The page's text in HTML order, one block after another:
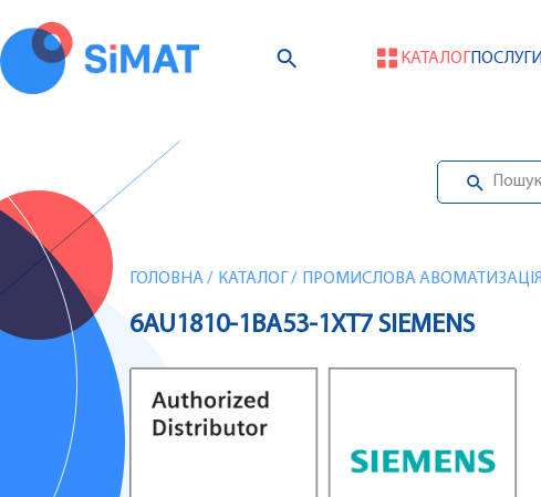
КАТАЛОГПОСЛУГИ
ГОЛОВНА/ КАТАЛОГ / ПРОМИСЛОВА АВОМАТИЗАЦІЯ
6AU1810-1BA53-1XT7 SIEMENS